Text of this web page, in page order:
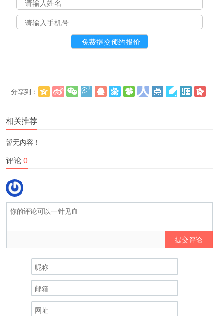
分享到：
相关推荐
暂无内容！
评论0
提交评论